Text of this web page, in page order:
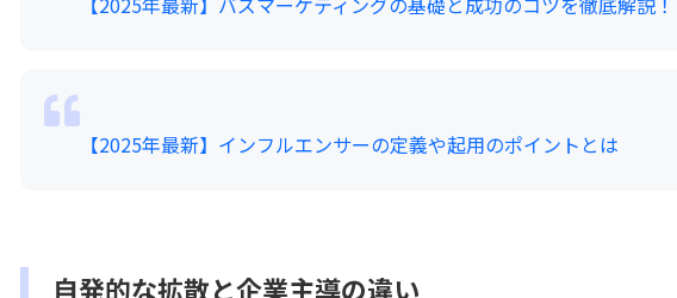
【2025年最新】インフルエンサーの定義や起用のポイントとは
自発的な拡散と企業主導の違い